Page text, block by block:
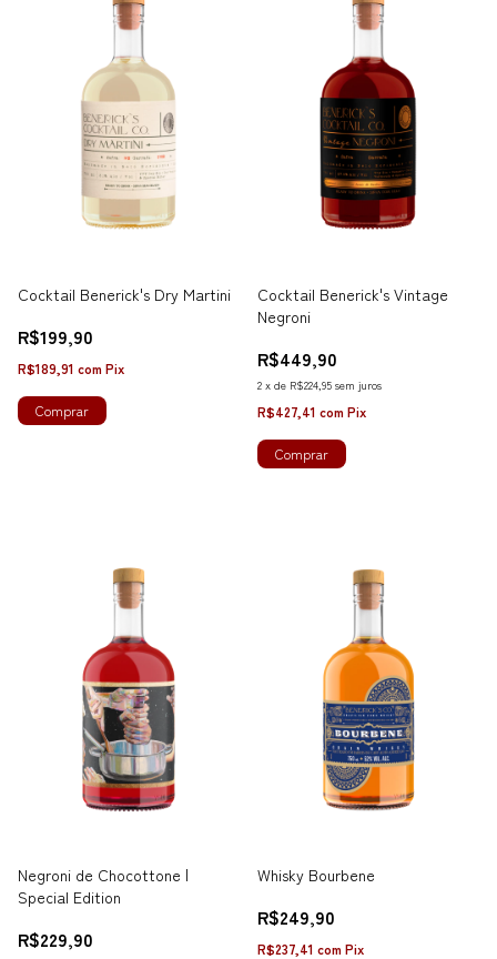
Cocktail Benerick's Dry Martini
R$199,90
R$189,91 com Pix
Comprar
Cocktail Benerick's Vintage
Negroni
R$449,90
2 x de R$224,95 sem juros
R$427,41 com Pix
Comprar
Negroni de Chocottone |
Special Edition
R$229,90
Whisky Bourbene
R$249,90
R$237,41 com Pix